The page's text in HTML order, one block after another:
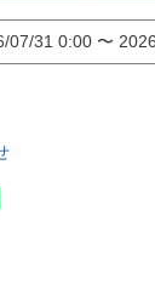
07/31 0:00 〜